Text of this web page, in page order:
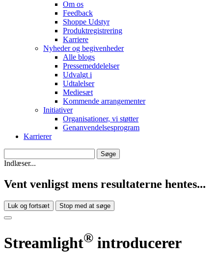
Om os
Feedback
Shoppe Udstyr
Produktregistrering
Karriere
Nyheder og begivenheder
Alle blogs
Pressemeddelelser
Udvalgt i
Udtalelser
Mediesæt
Kommende arrangementer
Initiativer
Organisationer, vi støtter
Genanvendelsesprogram
Karrierer
Indlæser...
Vent venligst mens resultaterne hentes...
Luk og fortsæt Stop med at søge
Streamlight® introducerer